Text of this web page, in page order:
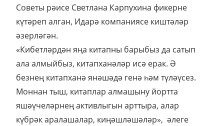
Советы рәисе Светлана Карпухина фикерне
күтәреп алган, Идарә компаниясе киштәләр
әзерләгән.
«Кибетләрдән яңа китапны барыбыз да сатып
ала алмыйбыз, китапханәләр исә ерак. Ә
безнең китапханә янәшәдә генә һәм түләүсез.
Моннан тыш, китаплар алмашыну йортта
яшәүчеләрнең активлыгын арттыра, алар
күбрәк аралашалар, киңәшләшәләр», әлеге